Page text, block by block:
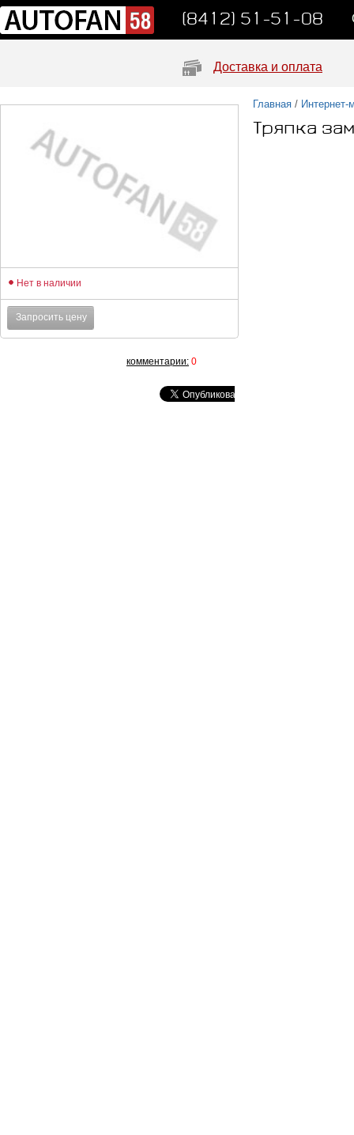
(8412) 51-51-08
Доставка и оплата
Главная / Интернет-
Тряпка
Нет в наличии
Запросить цену
комментарии: 0